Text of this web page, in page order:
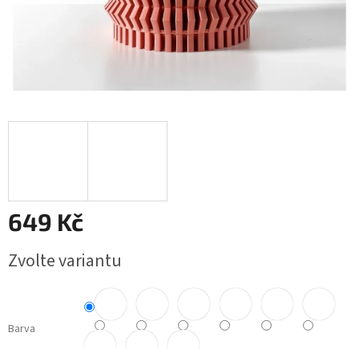
649 Kč
cena:
Zvolte variantu
Barva